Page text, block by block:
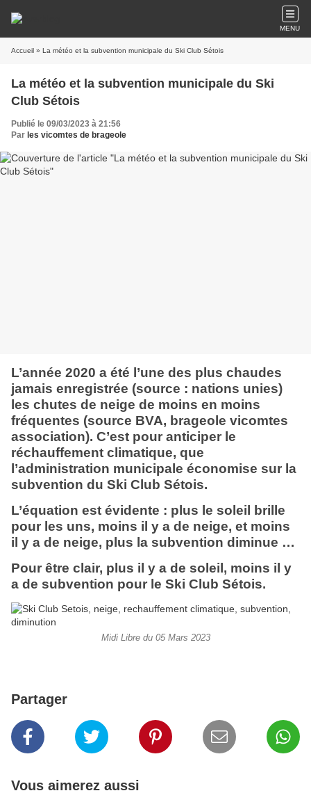
MENU
Accueil » La météo et la subvention municipale du Ski Club Sétois
La météo et la subvention municipale du Ski
Club Sétois
Publié le 09/03/2023 à 21:56
Par les vicomtes de brageole
L’année 2020 a été l’une des plus chaudes
jamais enregistrée (source : nations unies)
les chutes de neige de moins en moins
fréquentes (source BVA, brageole vicomtes
association). C’est pour anticiper le
réchauffement climatique, que
l’administration municipale économise sur la
subvention du Ski Club Sétois.
L’équation est évidente : plus le soleil brille
pour les uns, moins il y a de neige, et moins
il y a de neige, plus la subvention diminue …
Pour être clair, plus il y a de soleil, moins il y
a de subvention pour le Ski Club Sétois.
Midi Libre du 05 Mars 2023
Partager
Vous aimerez aussi